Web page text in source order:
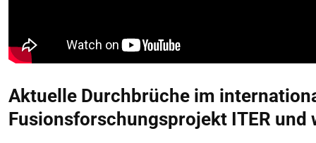
Aktuelle Durchbrüche im
Fusionsforschungsprojekt ITER und